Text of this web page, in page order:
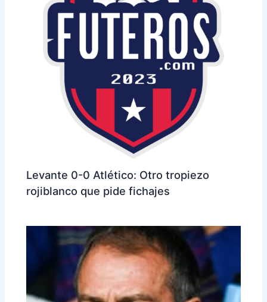
Levante 0-0 Atlético: Otro tropiezo
rojiblanco que pide fichajes